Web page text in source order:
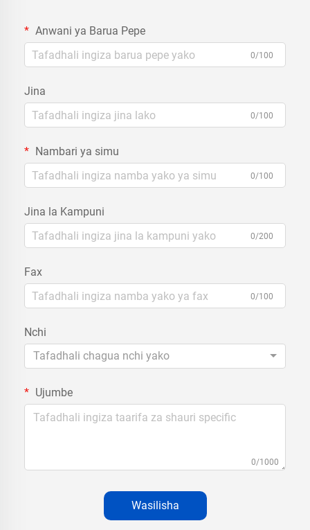
Anwani ya Barua Pepe
0/100
Jina
0/100
Nambari ya simu
0/100
Jina la Kampuni
0/200
Fax
0/100
Nchi
Tafadhali chagua nchi yako
Ujumbe
0/1000
Wasilisha